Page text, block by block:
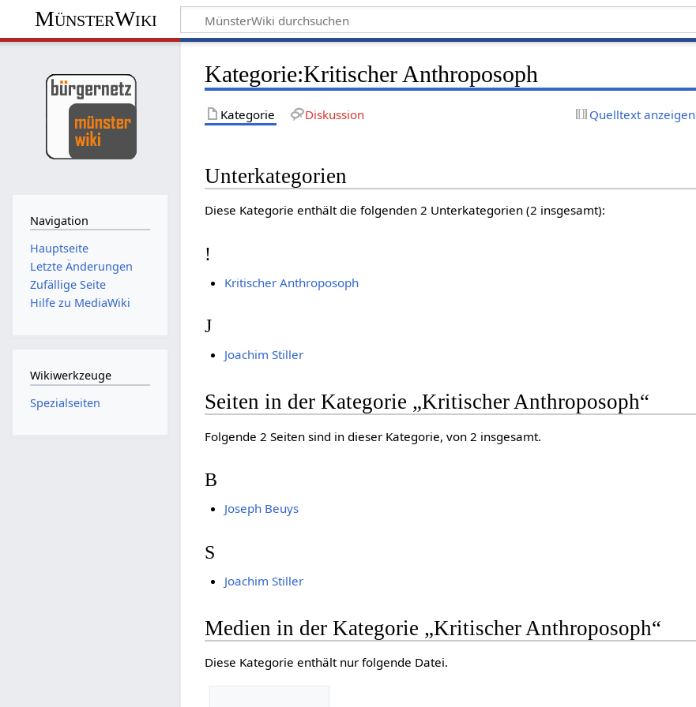
MünsterWiki
Kategorie:Kritischer Anthroposoph
Kategorie Diskussion Quelltext anzeigen
Unterkategorien
Diese Kategorie enthält die folgenden 2 Unterkategorien (2 insgesamt):
!
Kritischer Anthroposoph
J
Joachim Stiller
Seiten in der Kategorie „Kritischer Anthroposoph“
Folgende 2 Seiten sind in dieser Kategorie, von 2 insgesamt.
B
Joseph Beuys
S
Joachim Stiller
Medien in der Kategorie „Kritischer Anthroposoph“
Diese Kategorie enthält nur folgende Datei.
Navigation
Hauptseite
Letzte Änderungen
Zufällige Seite
Hilfe zu MediaWiki
Wikiwerkzeuge
Spezialseiten